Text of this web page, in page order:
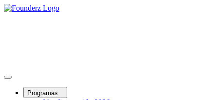
Programas